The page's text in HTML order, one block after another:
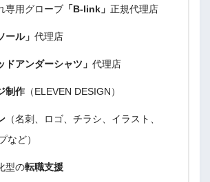
専用グローブ「B-link」 正規代理店
ール」 代理店
ドアンダーシャツ」 代理店
制作（ELEVEN DESIGN）
（名刺、ロゴ、チラシ、イラスト、
など）
型の転職支援